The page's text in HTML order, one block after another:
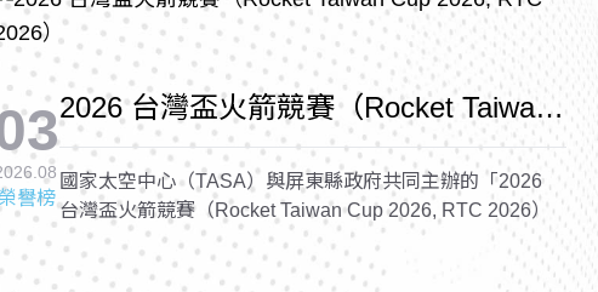
譽榜
2026 台灣盃火箭競賽（Rocket Taiwan
Cup 2026, RTC 2026）
國家太空中心（TASA）與屏東縣政府共同主辦的「2026
台灣盃火箭競賽（Rocket Taiwan Cup 2026, RTC 2026）